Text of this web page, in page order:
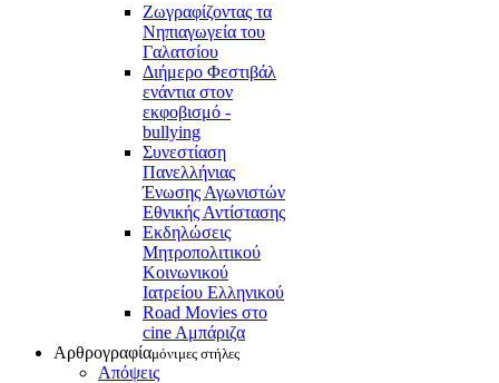
Ζωγραφίζοντας τα
Νηπιαγωγεία του
Γαλατσίου
Διήμερο Φεστιβάλ
ενάντια στον
εκφοβισμό -
bullying
Συνεστίαση
Πανελλήνιας
Ένωσης Αγωνιστών
Εθνικής Αντίστασης
Εκδηλώσεις
Μητροπολιτικού
Κοινωνικού
Ιατρείου Ελληνικού
Road Movies στο
cine Aμπάριζα
Αρθρογραφίαμόνιμες στήλες
Απόψεις